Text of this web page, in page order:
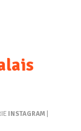
INSTAGRAM